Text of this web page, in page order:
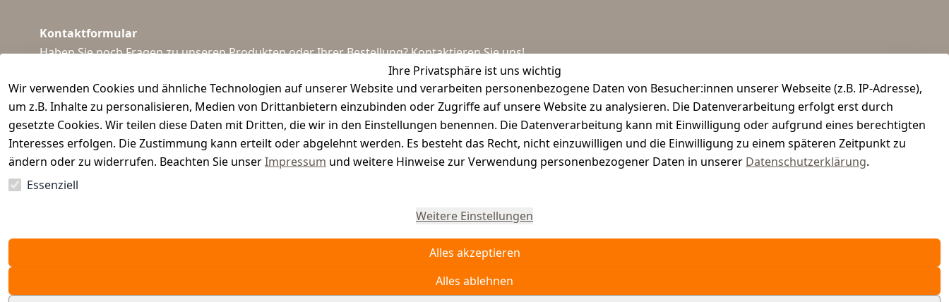
Ihre Privatsphäre ist uns wichtig
Wir verwenden Cookies und ähnliche Technologien auf unserer Website und verarbeiten personenbezogene Daten von Besucher:innen unserer Webseite (z.B. IP-Adresse),
um z.B. Inhalte zu personalisieren, Medien von Drittanbietern einzubinden oder Zugriffe auf unsere Website zu analysieren. Die Datenverarbeitung erfolgt erst durch
gesetzte Cookies. Wir teilen diese Daten mit Dritten, die wir in den Einstellungen benennen. Die Datenverarbeitung kann mit Einwilligung oder aufgrund eines berechtigten
Interesses erfolgen. Die Zustimmung kann erteilt oder abgelehnt werden. Es besteht das Recht, nicht einzuwilligen und die Einwilligung zu einem späteren Zeitpunkt zu
ändern oder zu widerrufen. Beachten Sie unserImpressum und weitere Hinweise zur Verwendung personenbezogener Daten in unserer Datenschutzerklärung.
Essenziell
Weitere Einstellungen
Alles akzeptieren
Alles ablehnen
Kontaktformular
Haben Sie noch Fragen zu unseren Produkten oder Ihrer Bestellung? Kontaktieren Sie uns!
support@waidmeister.de